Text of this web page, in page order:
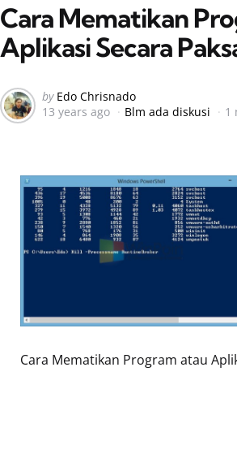
Cara Mematikan
Aplikasi Secara
Posted
by
by Edo Chrisnado
13 years ago
Blm ada diskusi 1
Cara Mematikan Program atau